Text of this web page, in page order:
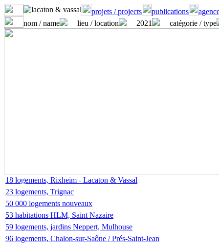
projets / projects publications
nom / name
lieu / location 2021 catégorie / type
18 logements, Rixheim - Lacaton & Vassal
23 logements, Trignac
50 000 logements nouveaux
53 habitations HLM, Saint Nazaire
59 logements, jardins Neppert, Mulhouse
96 logements, Chalon-sur-Saône / Prés-Saint-Jean